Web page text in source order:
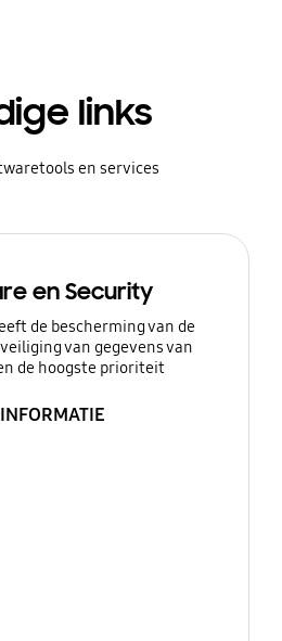
links
en services
en Security
de bescherming van de
van gegevens van
de hoogste prioriteit